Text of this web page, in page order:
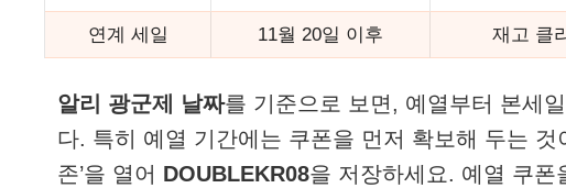
연계 세일 11월 20일 이후 재고 클
알리 광군제 날짜를 기준으로 보면, 예열부터 본세
다. 특히 예열 기간에는 쿠폰을 먼저 확보해 두는 것
존’을 열어 DOUBLEKR08을 저장하세요. 예열 쿠